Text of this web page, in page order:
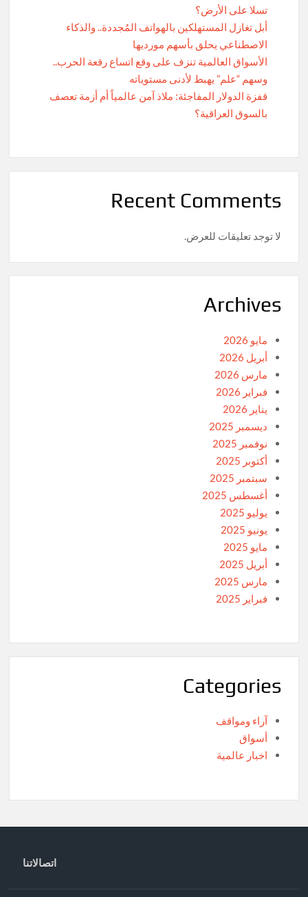
تسلا على الأرض؟
أبل تغازل المستهلكين بالهواتف المُجددة.. والذكاء
الاصطناعي يحلق بأسهم مورديها
الأسواق العالمية تنزف على وقع اتساع رقعة الحرب..
وسهم “علم” يهبط لأدنى مستوياته
قفزة الدولار المفاجئة: ملاذ آمن عالمياً أم أزمة تعصف
بالسوق العراقية؟
Recent Comments
لا توجد تعليقات للعرض.
Archives
مايو 2026
أبريل 2026
مارس 2026
فبراير 2026
يناير 2026
ديسمبر 2025
نوفمبر 2025
أكتوبر 2025
سبتمبر 2025
أغسطس 2025
يوليو 2025
يونيو 2025
مايو 2025
أبريل 2025
مارس 2025
فبراير 2025
Categories
آراء ومواقف
أسواق
اخبار عالمية
اتصالاتنا